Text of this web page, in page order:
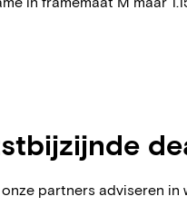
partners adviseren